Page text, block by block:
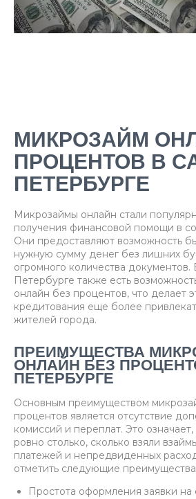
МИКРОЗАЙМ
ПРОЦЕНТОВ В
ПЕТЕРБУРГЕ
Микрозаймы онлайн стали
получения финансовой помощи в
Они предоставляют возможность
нужную сумму денег без лишних
огромного количества документов.
Петербурге также есть
онлайн без процентов, что делает
кредитования еще более
жителей города.
ПРЕИМУЩЕСТВА
ОНЛАЙН БЕЗ
ПЕТЕРБУРГЕ
Основным преимуществом
процентов является отсутствие
комиссий и переплат. Это
ровно столько, сколько взяли
платежей и непредвиденных
отметить следующие
Простота оформления заявки на